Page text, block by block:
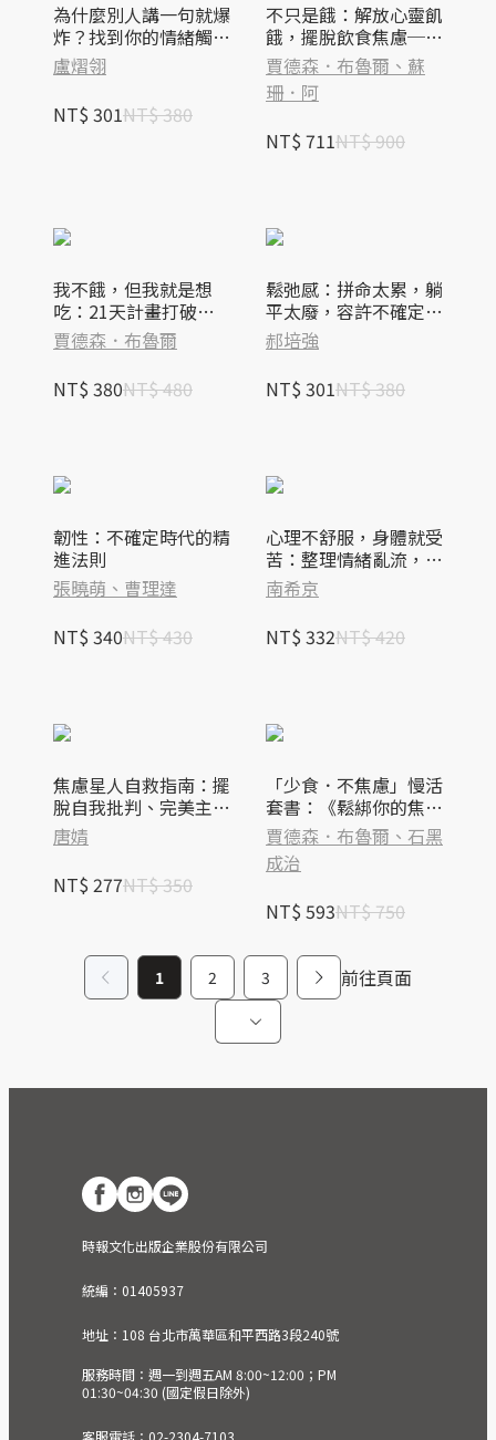
為什麼別人講一句就爆
炸？找到你的情緒觸動
按鈕，清理負面信念，
不再被綑綁的轉化練習
盧熠翎
NT$ 301NT$ 380
不只是餓：解放心靈飢
餓，擺脫飲食焦慮──
《我不餓，但我就是想
吃》＋《餓怒症》套書
賈德森．布魯爾、蘇
珊．阿
NT$ 711NT$ 900
我不餓，但我就是想
吃：21天計畫打破假
性飢餓與自責愧疚的迴
圈，鬆綁你的飲食焦慮
賈德森．布魯爾
NT$ 380NT$ 480
鬆弛感：拼命太累，躺
平太廢，容許不確定，
才有小確幸
郝培強
NT$ 301NT$ 380
韌性：不確定時代的精
進法則
張曉萌、曹理達
NT$ 340NT$ 430
心理不舒服，身體就受
苦：整理情緒亂流，從
身體治癒內心傷痛的十
二種智慧
南希京
NT$ 332NT$ 420
焦慮星人自救指南：擺
脫自我批判、完美主
義，探索焦慮核心的修
復計畫
唐婧
NT$ 277NT$ 350
「少食．不焦慮」慢活
套書：《鬆綁你的焦慮
習慣》 ＋ 《少食生
活》
賈德森．布魯爾、石黑
成治
NT$ 593NT$ 750
1 2 3 前往頁面
時報文化出版企業股份有限公司
統編：01405937
地址：108 台北市萬華區和平西路3段240號
服務時間：週一到週五AM 8:00~12:00；PM
01:30~04:30 (國定假日除外)